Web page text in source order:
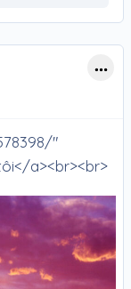
"
a><br><br>